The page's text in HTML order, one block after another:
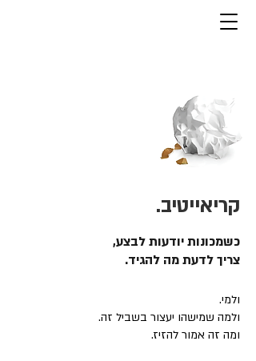
קריאייטיב.
כשמכונות יודעות לבצע,
צריך לדעת מה להגיד.
ולמי.
ולמה שמישהו יעצור בשביל זה.
ומה זה אמור להזיז.